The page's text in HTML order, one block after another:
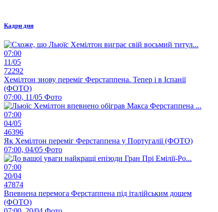
Кадри дня
07:00
11/05
72292
Хемілтон знову переміг Ферстаппена. Тепер і в Іспанії
(ФОТО)
07:00, 11/05 Фото
07:00
04/05
46396
Як Хемілтон переміг Ферстаппена у Португалії (ФОТО)
07:00, 04/05 Фото
07:00
20/04
47874
Впевнена перемога Ферстаппена під італійським дощем
(ФОТО)